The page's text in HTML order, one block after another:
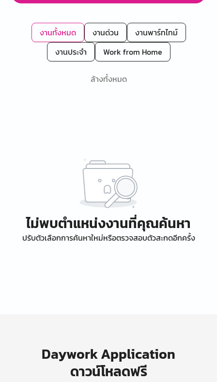
งานทั้งหมด งานด่วน
งานพาร์ทไทม์
งานประจำ
Work from Home
ล้างทั้งหมด
ไม่พบตำแหน่งงานที่คุณค้นหา
ปรับตัวเลือกการค้นหาใหม่หรือตรวจสอบตัวสะกดอีกครั้ง
Daywork Application
ดาวน์โหลดฟรี